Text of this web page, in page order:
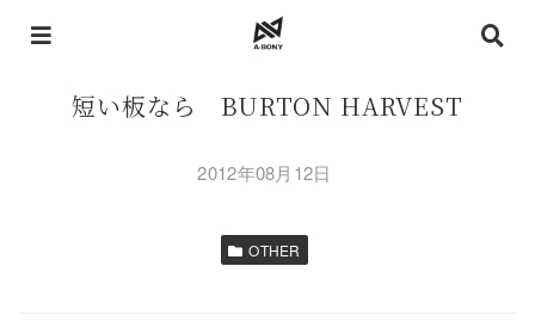
短い板なら BURTON HARVEST
2012年08月12日
OTHER